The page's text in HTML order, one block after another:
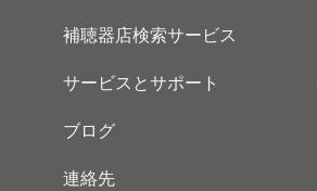
補聴器店検索サービス
サービスとサポート
ブログ
連絡先